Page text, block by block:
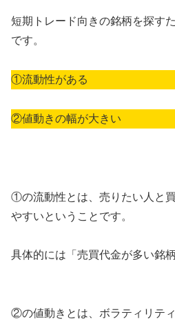
短期トレード向きの銘柄を探す
です。
①流動性がある
②値動きの幅が大きい
①の流動性とは、売りたい人と
やすいということです。
具体的には「売買代金が多い銘柄
②の値動きとは、ボラティリティ